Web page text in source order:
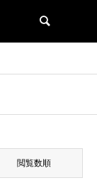
閲覧数順